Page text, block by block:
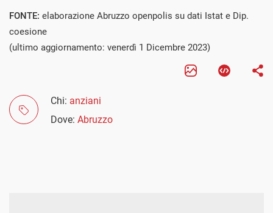
FONTE: elaborazione Abruzzo openpolis su dati Istat e Dip.
coesione
(ultimo aggiornamento: venerdì 1 Dicembre 2023)
Chi: anziani
Dove: Abruzzo